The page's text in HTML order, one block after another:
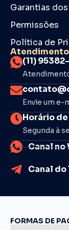
Garantias
Permissões
Política de
Atendimento
(11)
Envie um e-
Horário
Segunda à
Canal no
Canal
FORMAS DE